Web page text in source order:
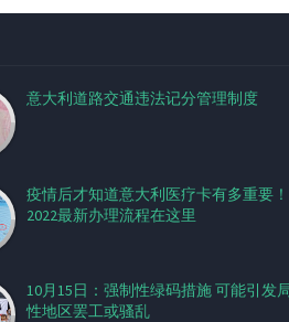
意大利道路交通违法记分管理制度
疫情后才知道意大利医疗卡有多重要！
2022最新办理流程在这里
10月15日：强制性绿码措施 可能引发
性地区罢工或骚乱